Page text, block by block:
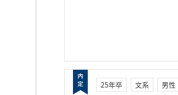
25年卒 文系
男性